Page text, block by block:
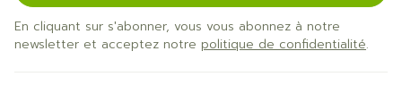
En cliquant sur s'abonner, vous vous abonnez à notre
newsletter et acceptez notre politique de confidentialité.